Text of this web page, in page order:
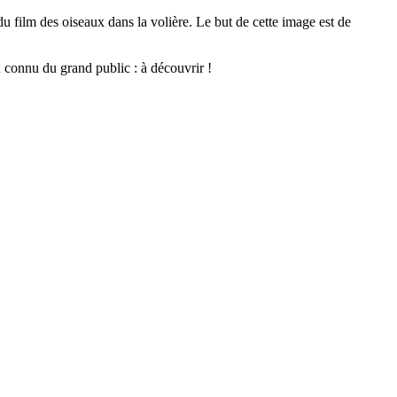
film des oiseaux dans la volière. Le but de cette image est de
connu du grand public : à découvrir !